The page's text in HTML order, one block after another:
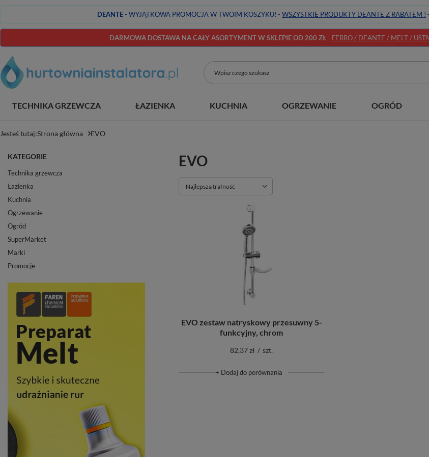
DEANTE- WYJĄTKOWA PROMOCJA W TWOIM KOSZYKU! - WSZYSTKIE PRODUKTY DEANTE Z RABATEM ! -
DARMOWA DOSTAWA NA CAŁY ASORTYMENT W SKLEPIE OD 200 ZŁ- FERRO / DEANTE / MELT /
TECHNIKA GRZEWCZA ŁAZIENKA KUCHNIA OGRZEWANIE OGRÓD
Jesteś tutaj:Strona główna EVO
KATEGORIE
Technika grzewcza
Łazienka
Kuchnia
Ogrzewanie
Ogród
SuperMarket
Marki
Promocje
EVO
Zmień sortowanie
Najlepsza trafność
EVO zestaw natryskowy przesuwny 5-
funkcyjny, chrom
82,37 zł / szt.
+ Dodaj do porównania